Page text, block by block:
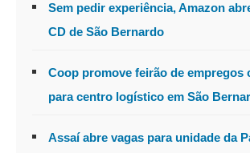
Sem pedir experiência, Amazon
CD de São Bernardo
Coop promove feirão de empregos
para centro logístico em São
Assaí abre vagas para unidade da